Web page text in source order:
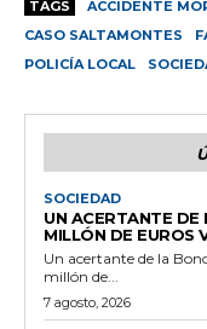
TAGS ACCIDENTE
CASO SALTAMONTES
POLICÍA LOCAL
SOCIEDAD
UN ACERTANTE
MILLÓN DE EUROS
Un acertante de la
millón de...
7 agosto, 2026